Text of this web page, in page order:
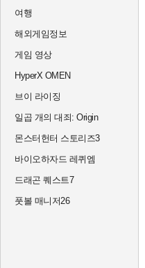
여행
해외게임정보
게임 영상
HyperX OMEN
브이 라이징
일곱 개의 대죄: Origin
몬스터헌터 스토리즈3
바이오하자드 레퀴엠
드래곤 퀘스트7
풋볼 매니저26